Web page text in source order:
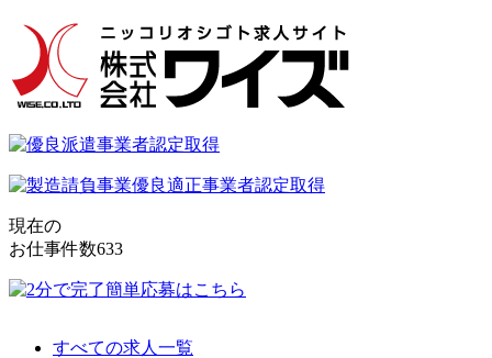
現在の
お仕事件数633
すべての求人一覧